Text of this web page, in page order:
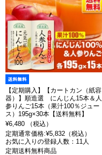
【定期購入】【カートカン（紙容
器）】順造選 にんじん15本＆人
参りんご15本（果汁100％ジュー
ス）195g×30本【送料無料】
¥6,480 （税込）
定期通常価格:¥5,832（税込）
お気に入りの登録人数：11人
定期送料無料商品